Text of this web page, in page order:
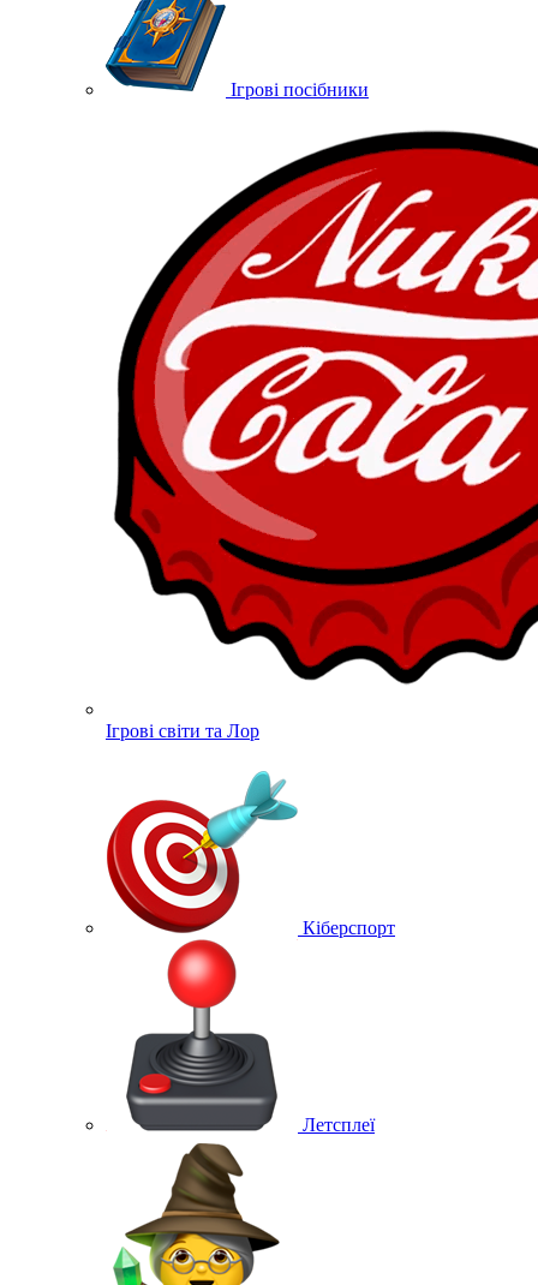
Ігрові посібники
Ігрові світи та Лор
Кіберспорт
Летсплеї